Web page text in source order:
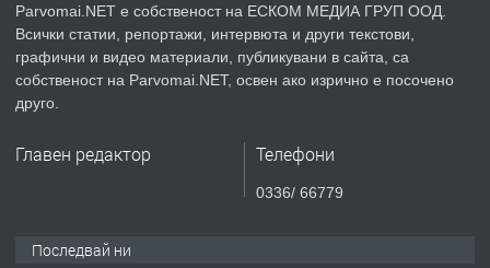
преди 1 година
ПРЕДЛАГА
Продавам апартамент - гр.
Parvomai.NET е собственост на ЕСКОМ МЕДИА ГРУП ООД.
Всички статии, репортажи, интервюта и други текстови,
графични и видео материали, публикувани в сайта, са
собственост на Parvomai.NET, освен ако изрично е посочено
друго.
Главен редактор Телефони
0336/ 66779
Последвай ни